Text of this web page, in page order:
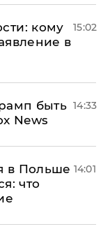
кому
в
15:02
быть
News
14:33
в Польше
что
14:01